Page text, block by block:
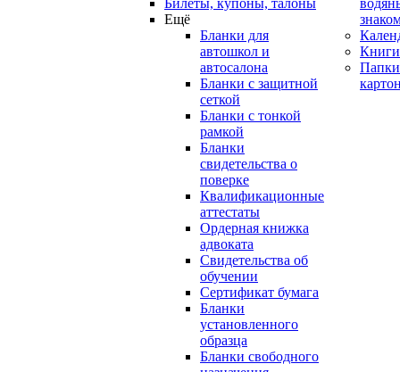
Ещё
Бланки для
автошкол и
автосалона
Бланки с защитной
сеткой
Бланки с тонкой
рамкой
Бланки
свидетельства о
поверке
Квалификационные
аттестаты
Ордерная книжка
адвоката
Свидетельства об
обучении
Сертификат бумага
Бланки
установленного
образца
Бланки свободного
Книги
Папки